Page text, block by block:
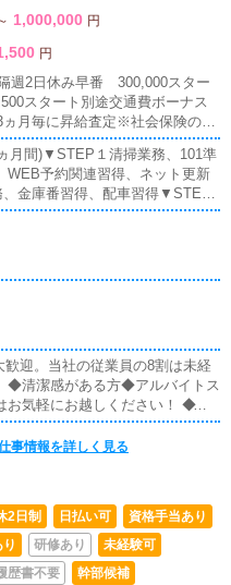
1,000,000 円
円
週2日休み早番 300,000スター
スタート別途交通費ボーナス
月毎に昇給査定※社会保険の加
。※アルバイトも募集中！週2-3
に時給1300円～ 別途交通費※
月間)▼STEP１清掃業務、101準
WEB予約関連習得、ネット更新
金庫番習得、配車習得▼STEP
研修▼役職へ昇格▼STEP４時間
管理▼経営幹部、パートナーへ昇
迎。当社の従業員の8割は未経
◆清潔感がある方◆アルバイトス
お気軽にお越しください！ ◆社
ある方◆当店ご利用経験のない
事情報を詳しく見る
2日制 日払い可
資格手当あり
研修あり
未経験可
歴書不要
幹部候補